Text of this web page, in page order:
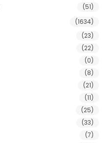
(51)
(1634)
(23)
(22)
(0)
(8)
(21)
(11)
(25)
(33)
(7)